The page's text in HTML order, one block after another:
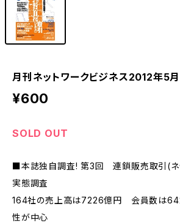
月刊ネットワークビジネス2012年5
¥600
SOLD OUT
■本誌独自調査! 第3回 連鎖販売取引(ネ
実態調査
164社の売上高は7226億円 会員数は
性が中心